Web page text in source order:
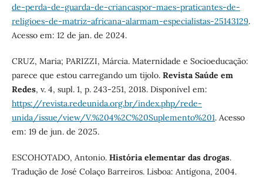
de-perda-de-guarda-de-criancaspor-maes-praticantes-de-
religioes-de-matriz-africana-alarmam-especialistas-25143129.
Acesso em: 12 de jan. de 2024.
CRUZ, Maria; PARIZZI, Márcia. Maternidade e Socioeducação:
parece que estou carregando um tijolo. Revista Saúde em
Redes, v. 4, supl. 1, p. 243-251, 2018. Disponível em:
https://revista.redeunida.org.br/index.php/rede-
unida/issue/view/V.%204%2C%20Suplemento%201. Acesso
em: 19 de jun. de 2025.
ESCOHOTADO, Antonio. História elementar das drogas.
Tradução de José Colaço Barreiros. Lisboa: Antígona, 2004.